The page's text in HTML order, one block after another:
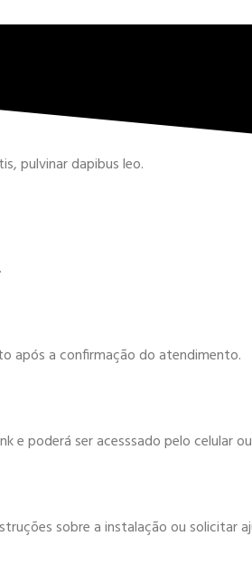
pulvinar dapibus leo.
após a confirmação do atendimento.
e poderá ser acesssado pelo celular
sobre a instalação ou solicitar